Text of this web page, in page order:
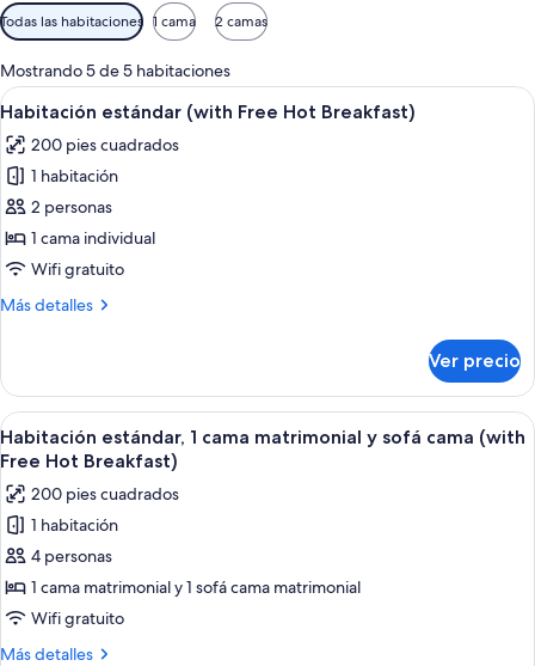
Filtros
disponibles
para
las
habitaciones
Todas las habitaciones 1 cama 2 camas
Mostrando 5 de 5 habitaciones
Abrir
todas
las
fotos
de
Habitación
estándar
Free
Una cama bien hecha con ropa
6
Habitación estándar (with Free Hot Breakfast)
200 pies cuadrados
1 habitación
2 personas
1 cama individual
Wifi gratuito
Más detalles
Más
estándar
(with
Free
Hot
Ver precio
Abrir
todas
las
fotos
de
Habitación
estándar,
1
cama
Una habitación de hotel moderna
4
Habitación estándar, 1 cama matrimonial y sofá cama (with
Free Hot Breakfast)
200 pies cuadrados
1 habitación
4 personas
1 cama matrimonial y 1 sofá cama matrimonial
Wifi gratuito
Más detalles
Más